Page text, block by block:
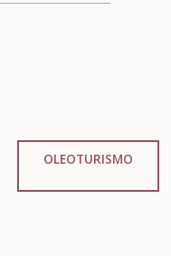
OLEOTURISMO